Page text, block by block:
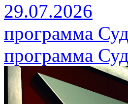
29.07.2026
программа
программа